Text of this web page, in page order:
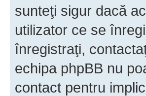
sunteţi sigur dacă
utilizator ce se
înregistraţi,
echipa phpBB nu
contact pentru